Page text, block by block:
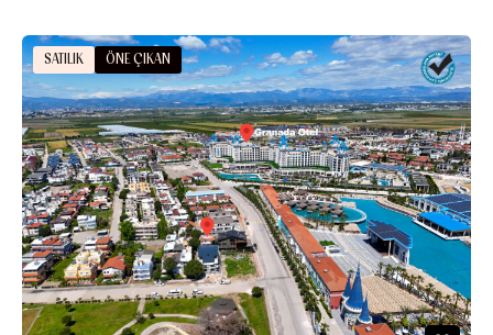
SATILIK ÖNE ÇIKAN